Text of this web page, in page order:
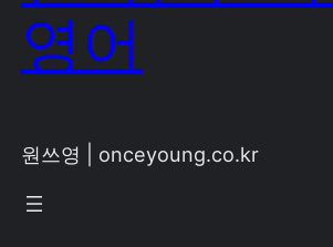
영어
원쓰영 | onceyoung.co.kr